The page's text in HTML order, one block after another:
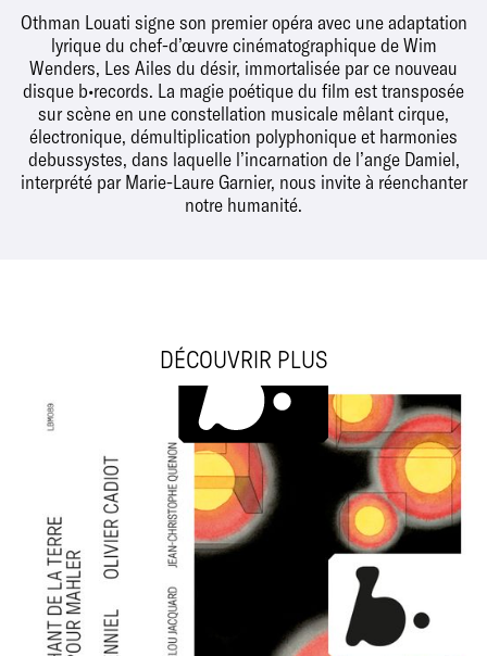
Othman Louati signe son premier opéra avec une adaptation
lyrique du chef-d’œuvre cinématographique de Wim
Wenders, Les Ailes du désir, immortalisée par ce nouveau
disque b•records. La magie poétique du film est transposée
sur scène en une constellation musicale mêlant cirque,
électronique, démultiplication polyphonique et harmonies
debussystes, dans laquelle l’incarnation de l’ange Damiel,
interprété par Marie-Laure Garnier, nous invite à réenchanter
notre humanité.
DÉCOUVRIR PLUS